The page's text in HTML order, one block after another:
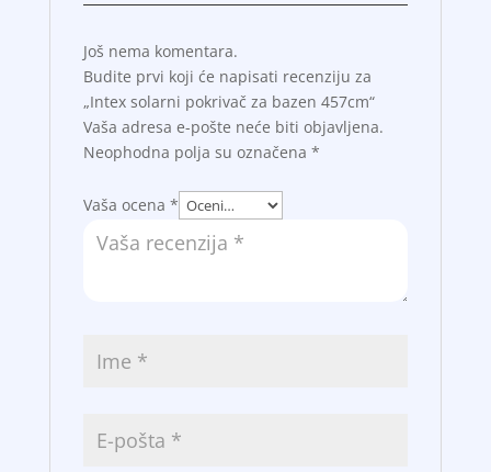
Još nema komentara.
Budite prvi koji će napisati recenziju za
„Intex solarni pokrivač za bazen 457cm“
Vaša adresa e-pošte neće biti objavljena.
Neophodna polja su označena *
Vaša ocena *